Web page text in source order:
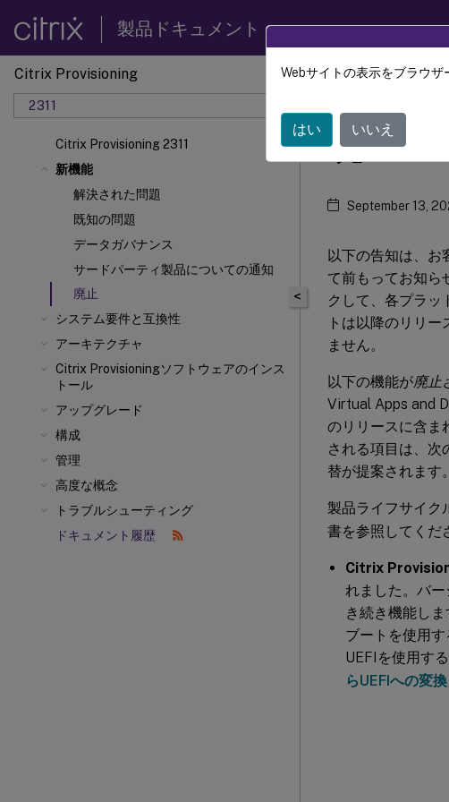
製品ドキュメント
Citrix Provisioning
2311
Citrix Provisioning 2311
新機能
解決された問題
既知の問題
データガバナンス
サードパーティ製品についての通知
廃止
システム要件と互換性
アーキテクチャ
Citrix Provisioningソフトウェアのインス
トール
アップグレード
構成
管理
高度な概念
トラブルシューティング
ドキュメント履歴
Citrix
<
廃止
September 13,
以下の告知は、お
て前もってお知ら
クして、各プラッ
トは以降のリリ
ません。
以下の機能が廃止
Virtual Apps and
のリリースに含ま
される項目は、次
替が提案されます。
製品ライフサイク
書を参照してくだ
Citrix
れました。バ
き続き機能し
ブートを使用
UEFIを使用す
らUEFIへの変換
Webサイトの表示をブラウ
はい いいえ